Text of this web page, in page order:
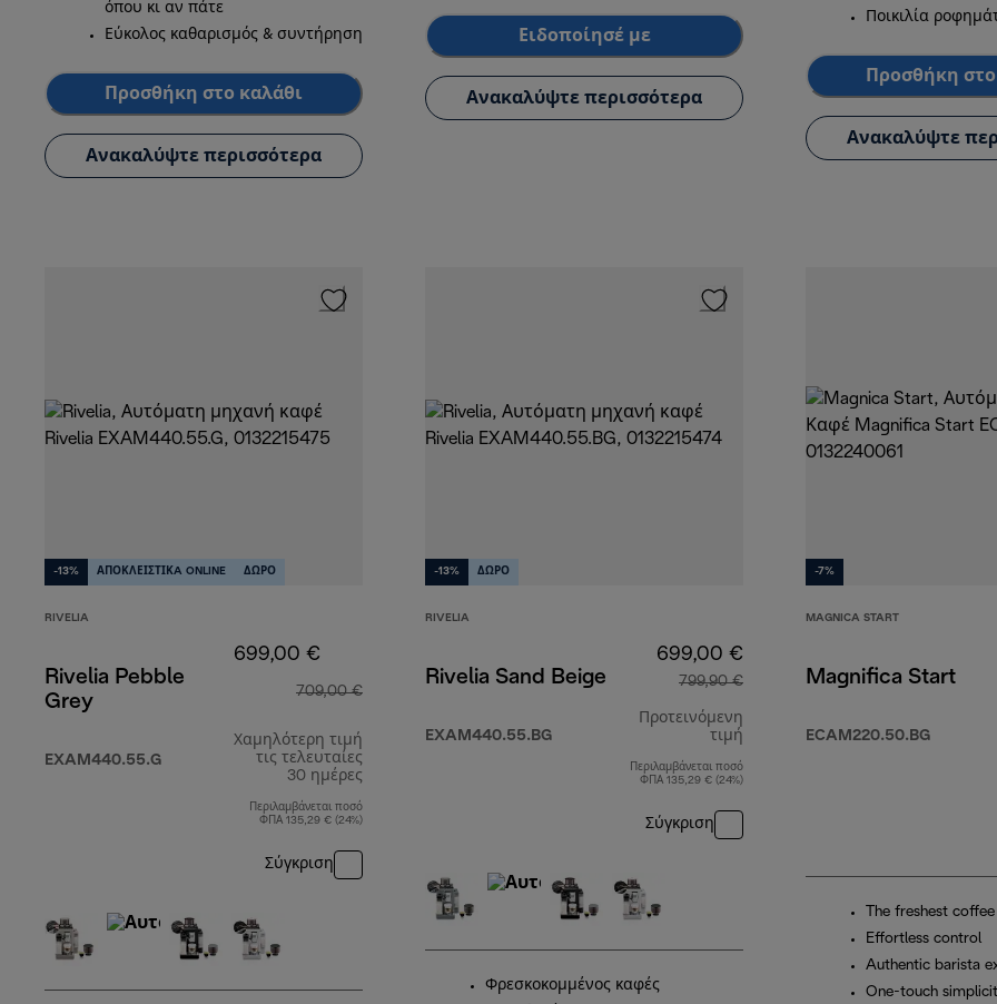
όπου κι αν πάτε
Εύκολος καθαρισμός & συντήρηση
Προσθήκη στο καλάθι
Ανακαλύψτε περισσότερα
Ειδοποίησέ με
Ανακαλύψτε περισσότερα
Ποικιλία
Προσθήκη
Ανακαλύψτε
-13% ΑΠΟΚΛΕΙΣΤΙΚA ONLINE ΔΩΡΟ
RIVELIA
Rivelia Pebble
Grey
EXAM440.55.G
699,00 €
709,00 €
Χαμηλότερη τιμή
τις τελευταίες
30 ημέρες
Περιλαμβάνεται ποσό
ΦΠΑ 135,29 € (24%)
Σύγκριση
-13% ΔΩΡΟ
RIVELIA
Rivelia Sand Beige
EXAM440.55.BG
699,00 €
799,90 €
Προτεινόμενη
τιμή
αρχική τιμή 799,90 €
Περιλαμβάνεται ποσό
ΦΠΑ 135,29 € (24%)
Σύγκριση
Φρεσκοκομμένος καφές
-7%
MAGNICA START
Magnifica Start
ECAM220.50.BG
The freshest coffee
Effortless control
Authentic barista
One-touch